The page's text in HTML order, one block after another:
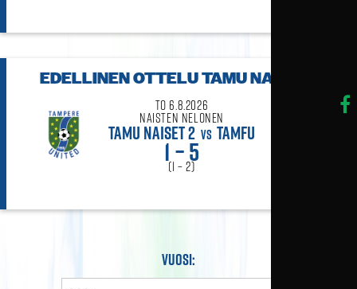
EDELLINEN OTTELUTAMU NAISET 2
to 6.8.2026
Naisten Nelonen
TAMU NAISET 2 VS TAMFU
1 – 5
(1 – 2)
Vuosi: